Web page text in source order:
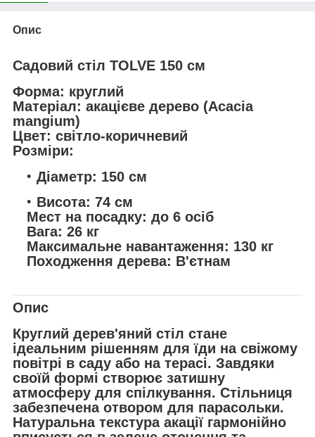
Опис
Садовий стіл TOLVE 150 см
Форма: круглий
Матеріал: акацієве дерево (Acacia
mangium)
Цвет: світло-коричневий
Розміри:
Діаметр: 150 см
Висота: 74 см
Мест на посадку: до 6 осіб
Вага: 26 кг
Максимальне навантаження: 130 кг
Походження дерева: В'єтнам
Опис
Круглий дерев'яний стіл стане
ідеальним рішенням для їди на свіжому
повітрі в саду або на терасі. Завдяки
своїй формі створює затишну
атмосферу для спілкування. Стільниця
забезпечена отвором для парасольки.
Натуральна текстура акації гармонійно